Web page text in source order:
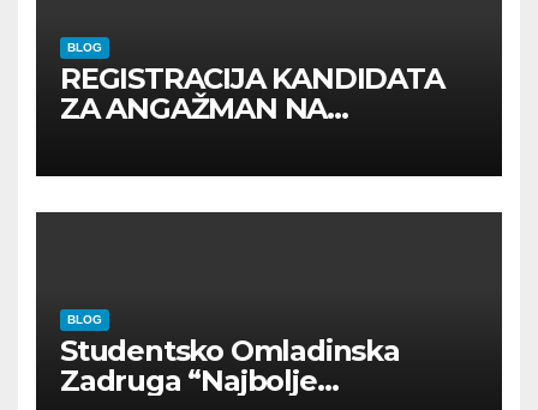
BLOG
REGISTRACIJA KANDIDATA
ZA ANGAŽMAN NA
BLOG
Studentsko Omladinska
Zadruga “Najbolje